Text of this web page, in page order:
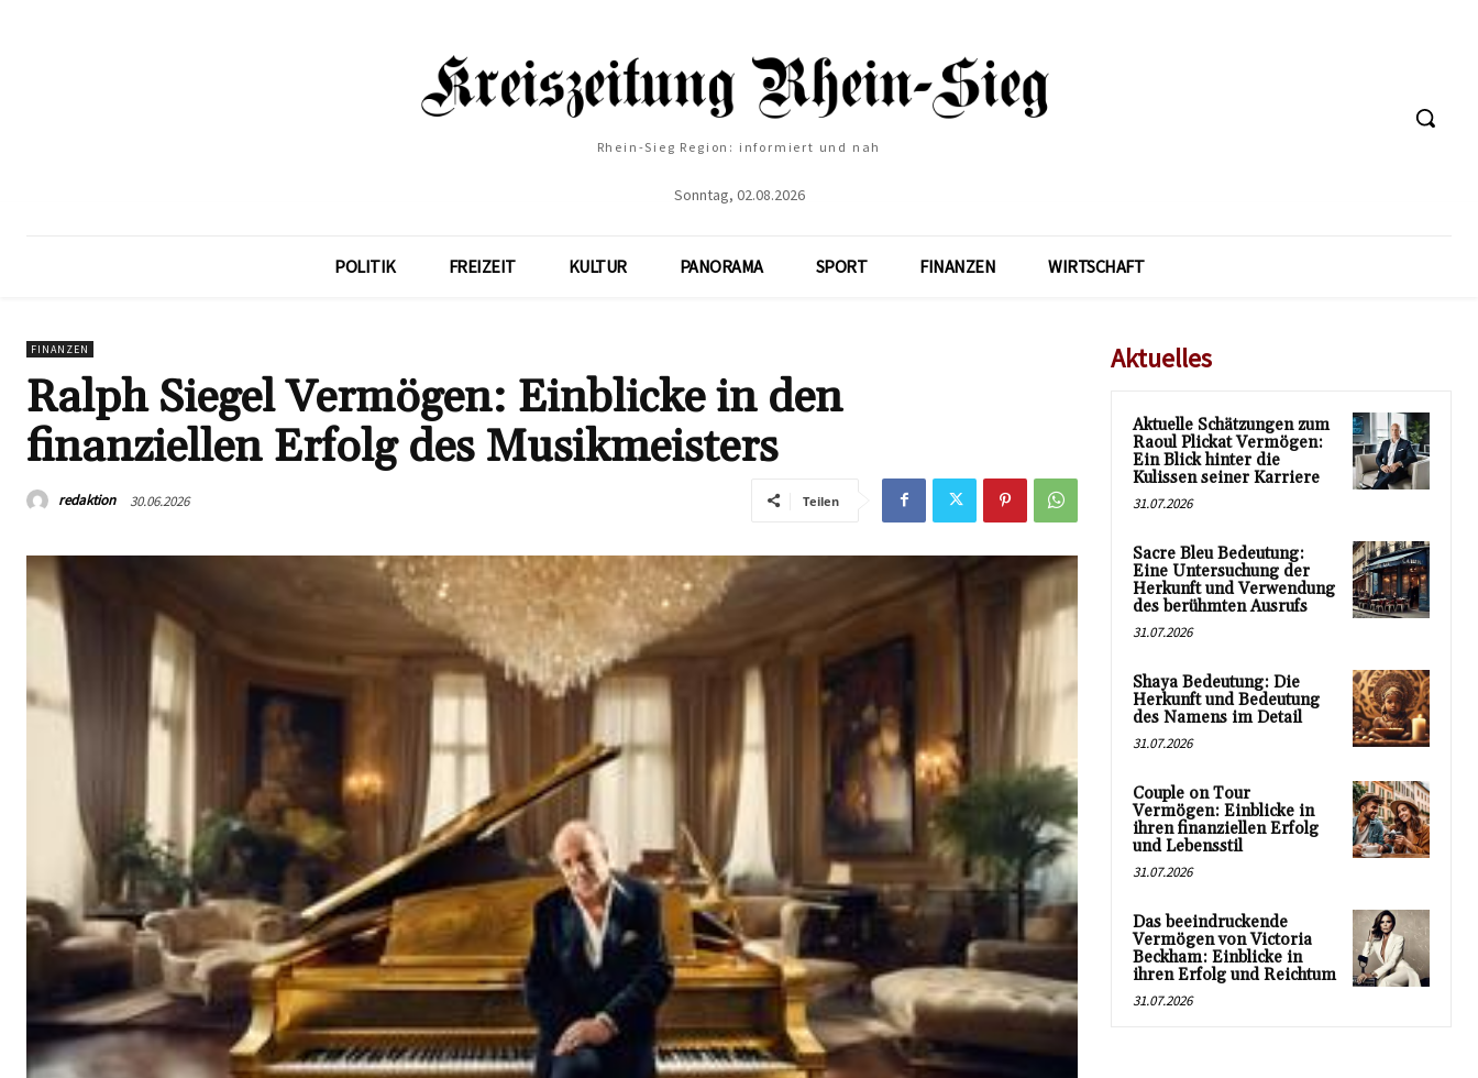
Rhein-Sieg Region: informiert und nah
Sonntag, 02.08.2026
POLITIK FREIZEIT KULTUR PANORAMA SPORT FINANZEN WIRTSCHAFT
FINANZEN
Ralph Siegel Vermögen: Einblicke in den
finanziellen Erfolg des Musikmeisters
redaktion 30.06.2026 Teilen
Aktuelles
Aktuelle Schätzungen zum
Raoul Plickat Vermögen:
Ein Blick hinter die
Kulissen seiner Karriere
31.07.2026
Sacre Bleu Bedeutung:
Eine Untersuchung der
Herkunft und Verwendung
des berühmten Ausrufs
31.07.2026
Shaya Bedeutung: Die
Herkunft und Bedeutung
des Namens im Detail
31.07.2026
Couple on Tour
Vermögen: Einblicke in
ihren finanziellen Erfolg
und Lebensstil
31.07.2026
Das beeindruckende
Vermögen von Victoria
Beckham: Einblicke in
ihren Erfolg und Reichtum
31.07.2026